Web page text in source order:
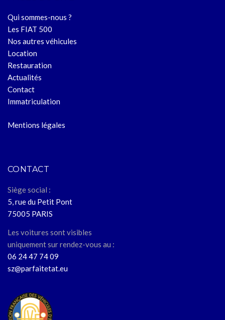
Qui sommes-nous ?
Les FIAT 500
Nos autres véhicules
Location
Restauration
Actualités
Contact
Immatriculation
Mentions légales
CONTACT
Siège social :
5, rue du Petit Pont
75005 PARIS
Les voitures sont visibles
uniquement sur rendez-vous au :
06 24 47 74 09
sz@parfaitetat.eu